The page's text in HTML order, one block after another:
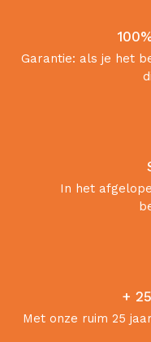
Garantie: als je het
In het
+
Met onze ruim 25